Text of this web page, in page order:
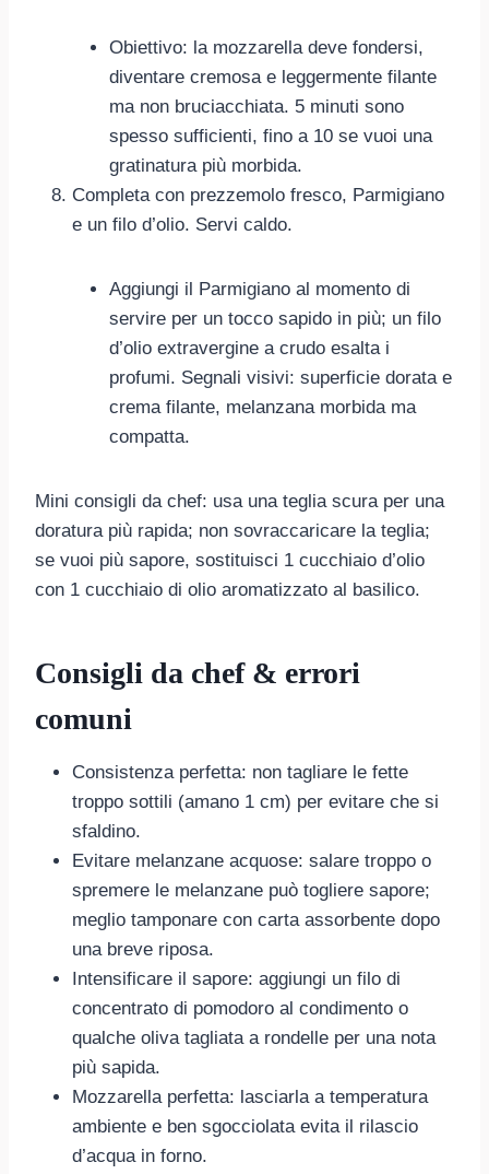
Obiettivo: la mozzarella deve fondersi,
diventare cremosa e leggermente filante
ma non bruciacchiata. 5 minuti sono
spesso sufficienti, fino a 10 se vuoi una
gratinatura più morbida.
Completa con prezzemolo fresco, Parmigiano
e un filo d’olio. Servi caldo.
Aggiungi il Parmigiano al momento di
servire per un tocco sapido in più; un filo
d’olio extravergine a crudo esalta i
profumi. Segnali visivi: superficie dorata e
crema filante, melanzana morbida ma
compatta.
Mini consigli da chef: usa una teglia scura per una
doratura più rapida; non sovraccaricare la teglia;
se vuoi più sapore, sostituisci 1 cucchiaio d’olio
con 1 cucchiaio di olio aromatizzato al basilico.
Consigli da chef & errori
comuni
Consistenza perfetta: non tagliare le fette
troppo sottili (amano 1 cm) per evitare che si
sfaldino.
Evitare melanzane acquose: salare troppo o
spremere le melanzane può togliere sapore;
meglio tamponare con carta assorbente dopo
una breve riposa.
Intensificare il sapore: aggiungi un filo di
concentrato di pomodoro al condimento o
qualche oliva tagliata a rondelle per una nota
più sapida.
Mozzarella perfetta: lasciarla a temperatura
ambiente e ben sgocciolata evita il rilascio
d’acqua in forno.